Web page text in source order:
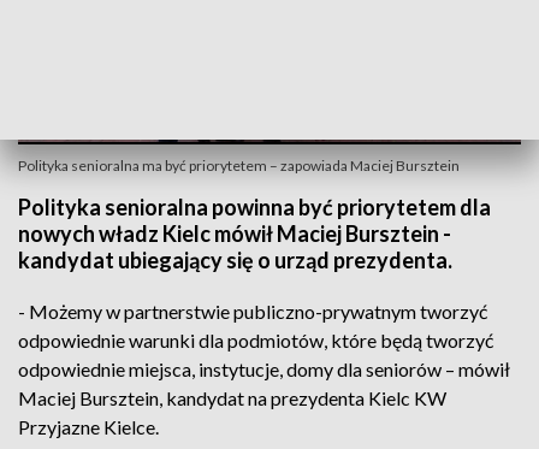
Polityka senioralna ma być priorytetem – zapowiada Maciej Bursztein
Polityka senioralna powinna być priorytetem dla
nowych władz Kielc mówił Maciej Bursztein -
kandydat ubiegający się o urząd prezydenta.
- Możemy w partnerstwie publiczno-prywatnym tworzyć
odpowiednie warunki dla podmiotów, które będą tworzyć
odpowiednie miejsca, instytucje, domy dla seniorów – mówił
Maciej Bursztein, kandydat na prezydenta Kielc KW
Przyjazne Kielce.